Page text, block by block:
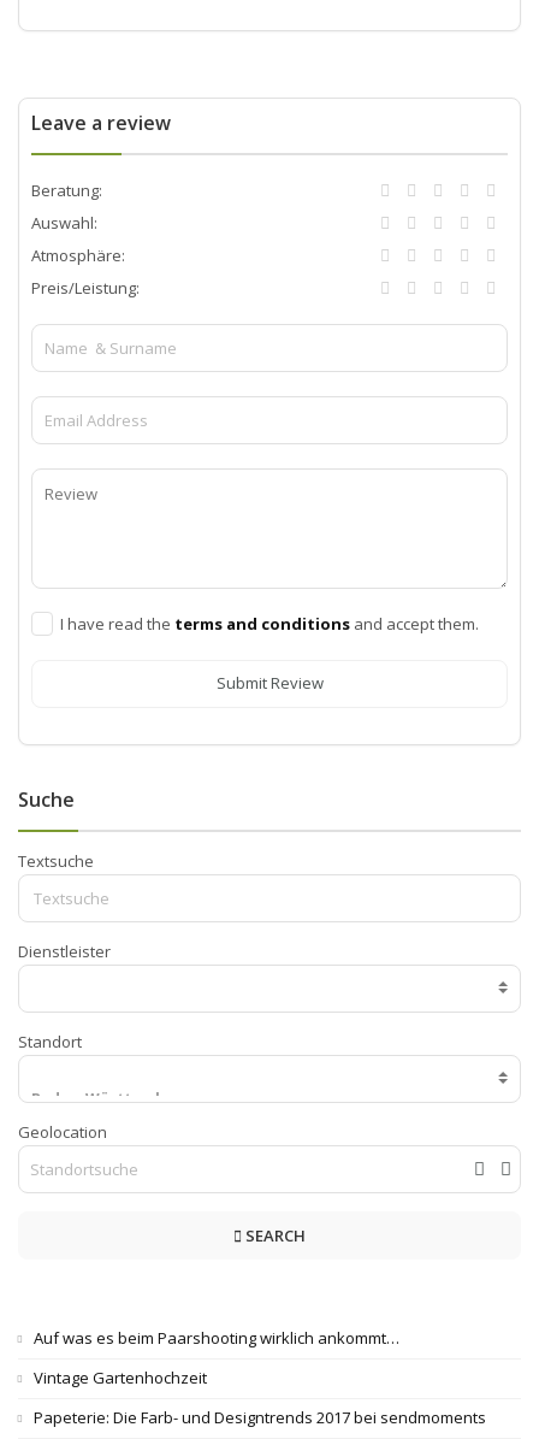
Leave a review
Beratung:
Auswahl:
Atmosphäre:
Preis/Leistung:
I have read the terms and conditions and accept them.
Submit Review
Suche
Textsuche
Dienstleister
Standort
Geolocation
SEARCH
Auf was es beim Paarshooting wirklich ankommt…
Vintage Gartenhochzeit
Papeterie: Die Farb- und Designtrends 2017 bei sendmoments